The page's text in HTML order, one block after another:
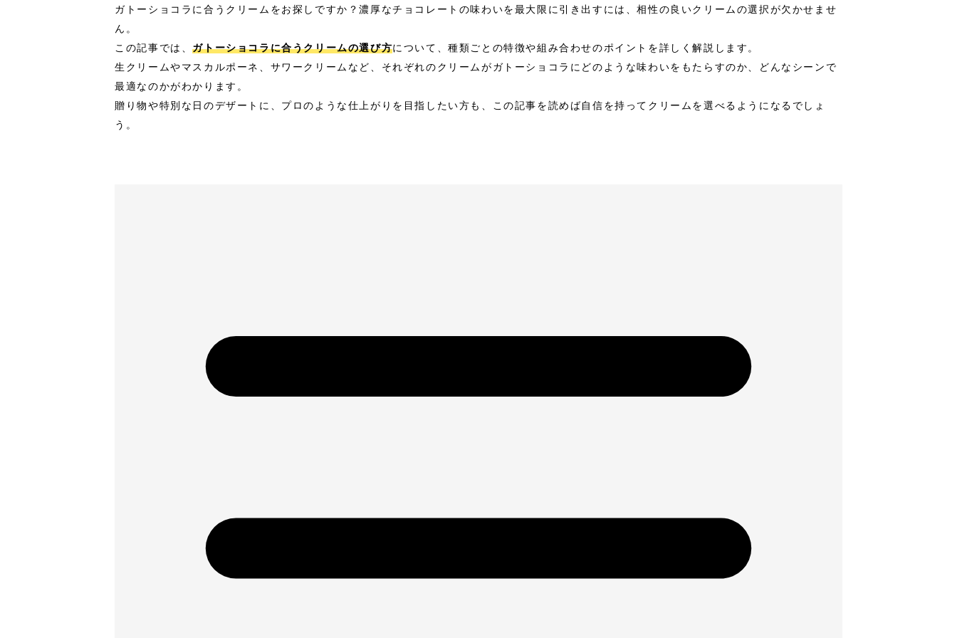
ガトーショコラに合うクリームをお探しですか？濃厚なチョコレートの味わいを最大限に引き出すには、相性の良いクリームの選択が欠かせませ
ん。
この記事では、ガトーショコラに合うクリームの選び方について、種類ごとの特徴や組み合わせのポイントを詳しく解説します。
生クリームやマスカルポーネ、サワークリームなど、それぞれのクリームがガトーショコラにどのような味わいをもたらすのか、どんなシーンで
最適なのかがわかります。
贈り物や特別な日のデザートに、プロのような仕上がりを目指したい方も、この記事を読めば自信を持ってクリームを選べるようになるでしょ
う。